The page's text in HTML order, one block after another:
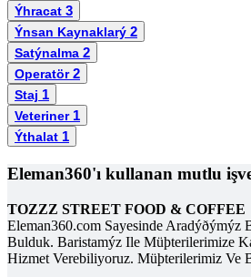
Ýhracat 3
Ýnsan Kaynaklarý 2
Satýnalma 2
Operatör2
Staj 1
Veteriner 1
Ýthalat 1
Eleman360'ı kullanan mutlu
TOZZZ STREET FOOD & COFFEE
Eleman360.com Sayesinde Aradýðýmýz
Bulduk. Baristamýz Ile Müþterilerimize
Hizmet Verebiliyoruz. Müþterilerimiz Ve